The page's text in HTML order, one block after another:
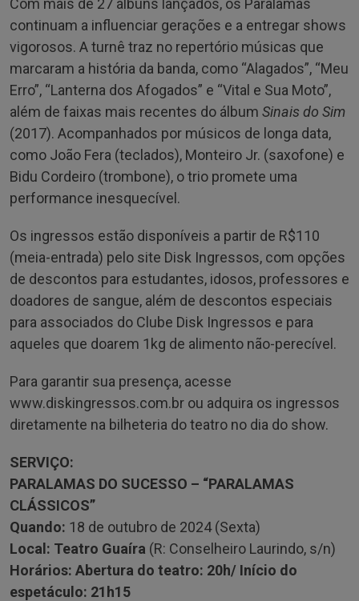
Com mais de 27 álbuns lançados, os Paralamas
continuam a influenciar gerações e a entregar shows
vigorosos. A turnê traz no repertório músicas que
marcaram a história da banda, como “Alagados”, “Meu
Erro”, “Lanterna dos Afogados” e “Vital e Sua Moto”,
além de faixas mais recentes do álbum Sinais do Sim
(2017). Acompanhados por músicos de longa data,
como João Fera (teclados), Monteiro Jr. (saxofone) e
Bidu Cordeiro (trombone), o trio promete uma
performance inesquecível.
Os ingressos estão disponíveis a partir de R$110
(meia-entrada) pelo site Disk Ingressos, com opções
de descontos para estudantes, idosos, professores e
doadores de sangue, além de descontos especiais
para associados do Clube Disk Ingressos e para
aqueles que doarem 1kg de alimento não-perecível.
Para garantir sua presença, acesse
www.diskingressos.com.br ou adquira os ingressos
diretamente na bilheteria do teatro no dia do show.
SERVIÇO:
PARALAMAS DO SUCESSO – “PARALAMAS
CLÁSSICOS”
Quando: 18 de outubro de 2024 (Sexta)
Local: Teatro Guaíra (R: Conselheiro Laurindo, s/n)
Horários: Abertura do teatro: 20h/ Início do
espetáculo: 21h15